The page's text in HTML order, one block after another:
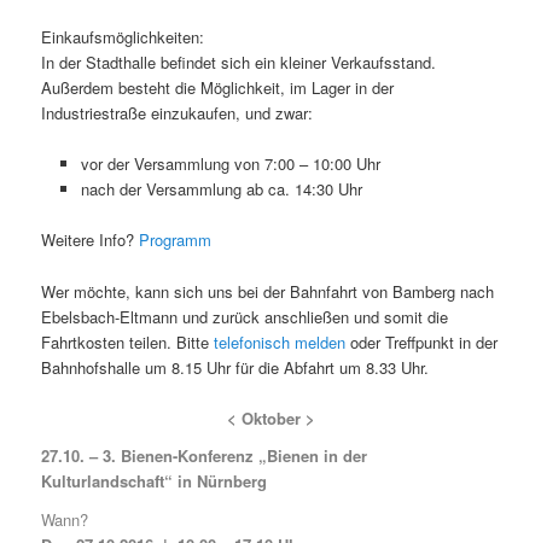
Einkaufsmöglichkeiten:
In der Stadthalle befindet sich ein kleiner Verkaufsstand.
Außerdem besteht die Möglichkeit, im Lager in der
Industriestraße einzukaufen, und zwar:
vor der Versammlung von 7:00 – 10:00 Uhr
nach der Versammlung ab ca. 14:30 Uhr
Weitere Info? Programm
Wer möchte, kann sich uns bei der Bahnfahrt von Bamberg nach
Ebelsbach-Eltmann und zurück anschließen und somit die
Fahrtkosten teilen. Bittetelefonisch melden oder Treffpunkt in der
Bahnhofshalle um 8.15 Uhr für die Abfahrt um 8.33 Uhr.
< Oktober >
27.10. – 3. Bienen-Konferenz „Bienen in der
Kulturlandschaft“ in Nürnberg
Wann?